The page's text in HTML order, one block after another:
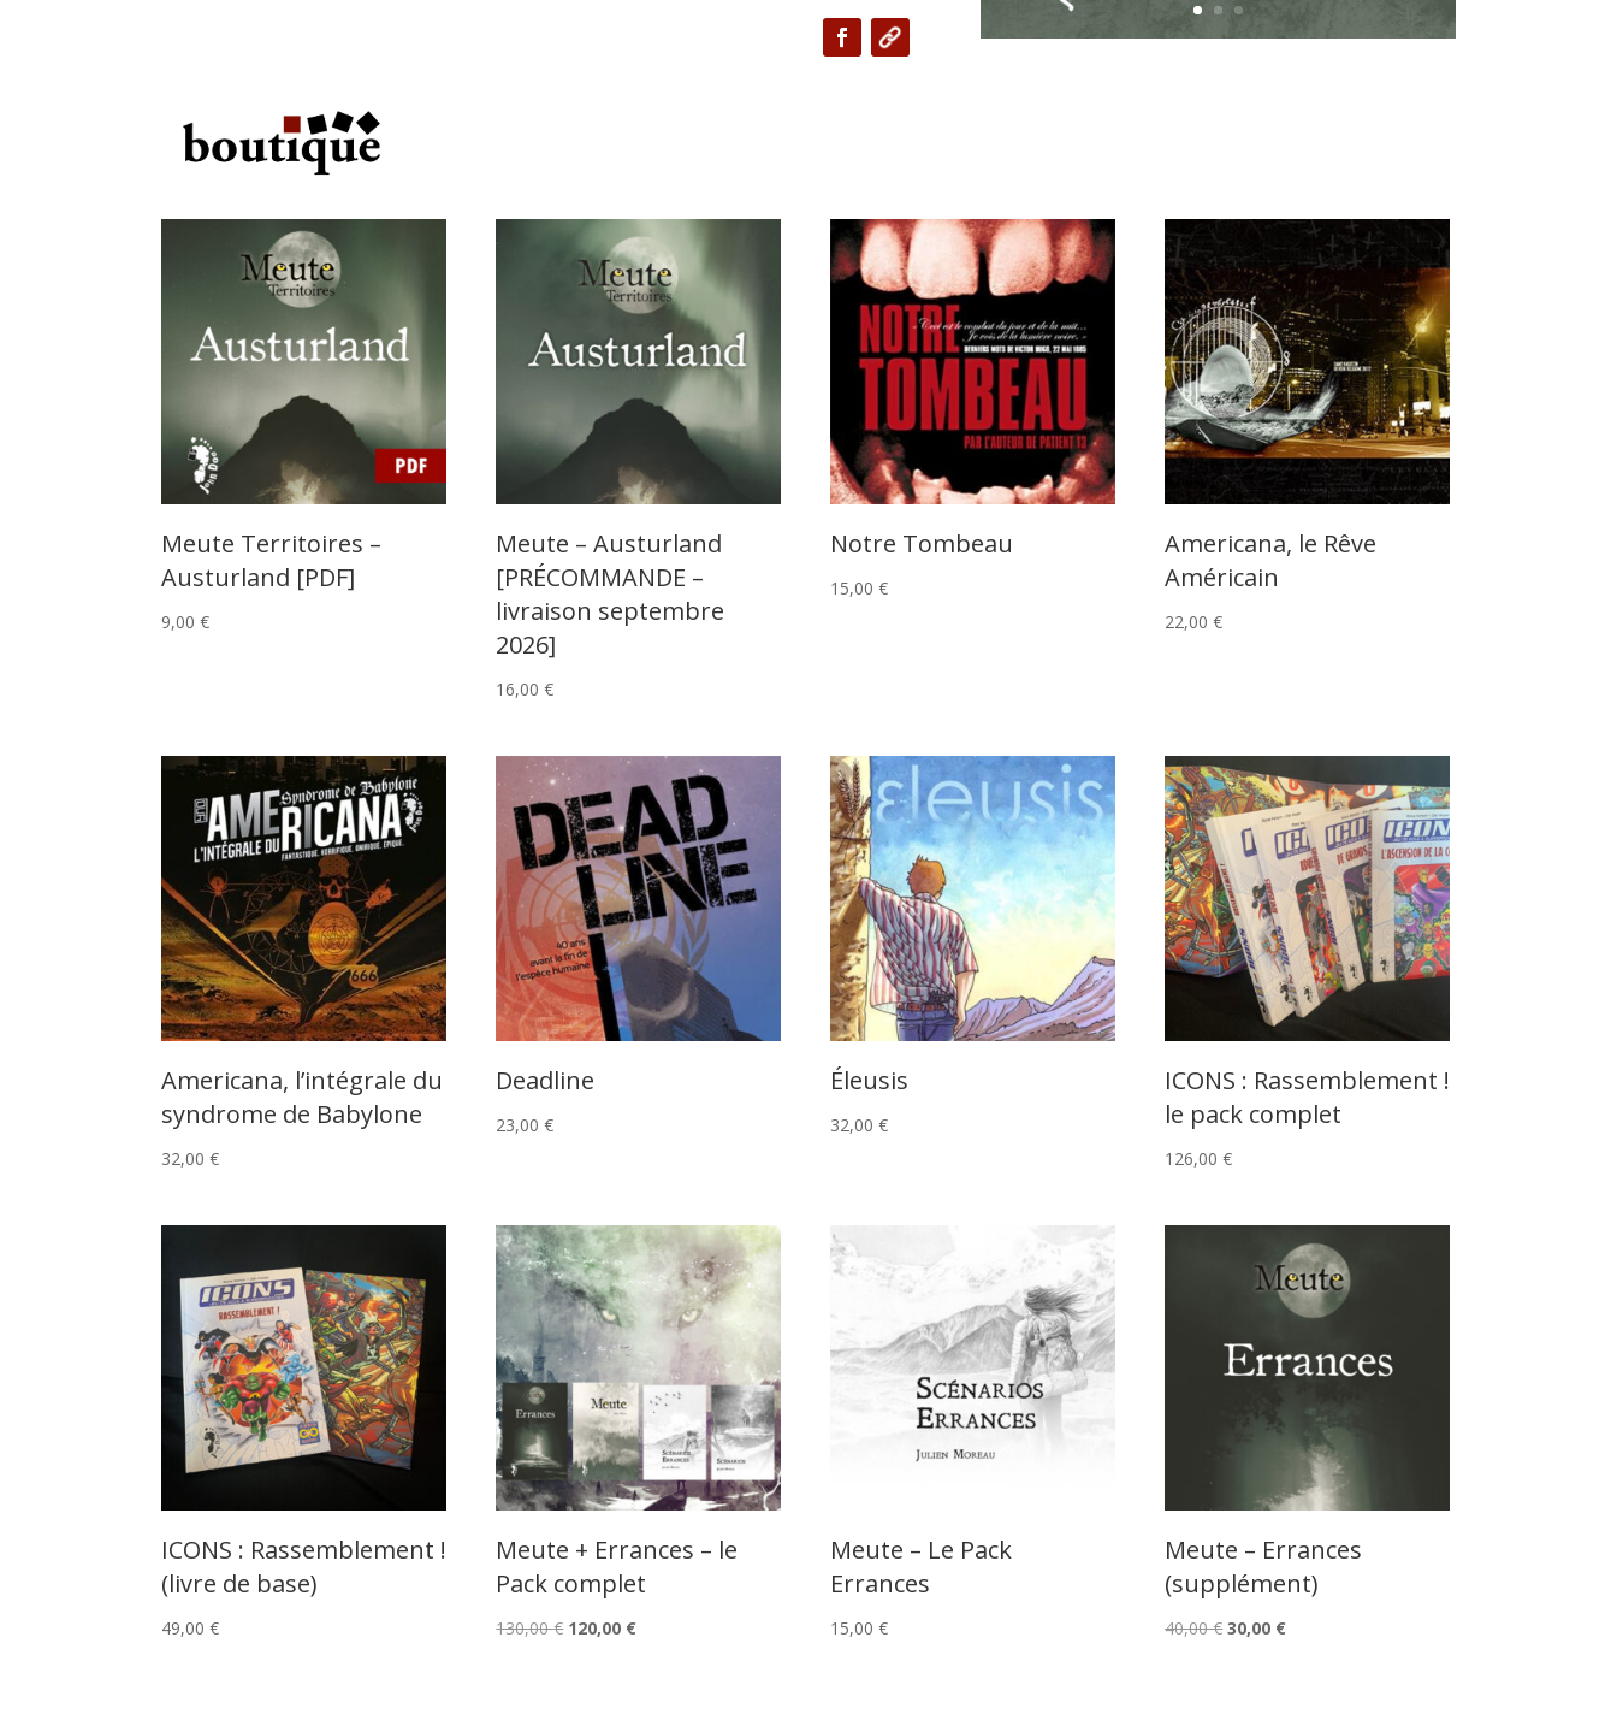
Meute Territoires –
Austurland [PDF]
9,00€
Meute – Austurland
[PRÉCOMMANDE –
livraison septembre
2026]
16,00€
Notre Tombeau
15,00€
Americana, le Rêve
Américain
22,00€
Americana, l’intégrale du
syndrome de Babylone
32,00€
Deadline
23,00€
Éleusis
32,00€
ICONS : Rassemblement !
le pack complet
126,00€
ICONS : Rassemblement !
(livre de base)
49,00€
Meute + Errances – le
Pack complet
130,00€ Le
120,00 €Le
Meute – Le Pack
Errances
15,00€
Meute – Errances
(supplément)
40,00€ Le
30,00 €Le